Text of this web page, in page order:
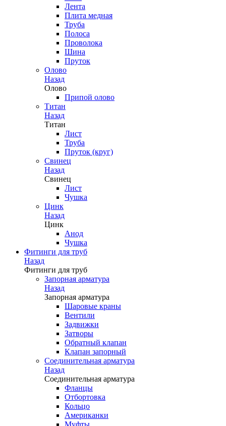
Лента
Плита медная
Труба
Полоса
Проволока
Шина
Пруток
Олово
Назад
Олово
Припой олово
Титан
Назад
Титан
Лист
Труба
Пруток (круг)
Свинец
Назад
Свинец
Лист
Чушка
Цинк
Назад
Цинк
Анод
Чушка
Фитинги для труб
Назад
Фитинги для труб
Запорная арматура
Назад
Запорная арматура
Шаровые краны
Вентили
Задвижки
Затворы
Обратный клапан
Клапан запорный
Соединительная арматура
Назад
Соединительная арматура
Фланцы
Отбортовка
Кольцо
Американки
Муфты